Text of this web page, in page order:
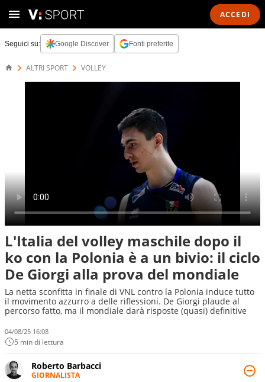
ACCEDI
Seguici su: Google Discover Fonti preferite
ALTRI SPORT VOLLEY
L'Italia del volley maschile dopo il
ko con la Polonia è a un bivio: il ciclo
De Giorgi alla prova del mondiale
La netta sconfitta in finale di VNL contro la Polonia induce tutto
il movimento azzurro a delle riflessioni. De Giorgi plaude al
percorso fatto, ma il mondiale darà risposte (quasi) definitive
04/08/25 16:08
5 min di lettura
Roberto Barbacci
GIORNALISTA